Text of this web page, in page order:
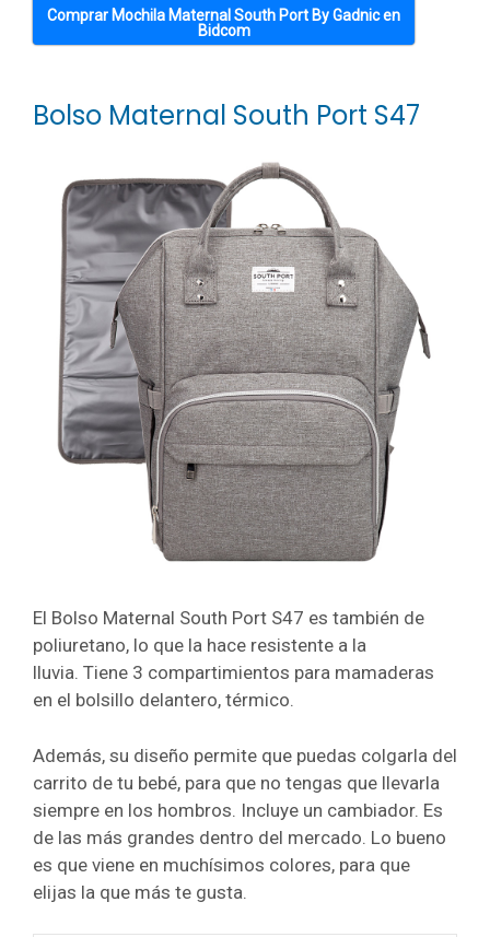
Comprar Mochila Maternal South Port By Gadnic en
Bidcom
Bolso Maternal South Port S47
El Bolso Maternal South Port S47 es también de
poliuretano, lo que la hace resistente a la
lluvia. Tiene 3 compartimientos para mamaderas
en el bolsillo delantero, térmico.
Además, su diseño permite que puedas colgarla del
carrito de tu bebé, para que no tengas que llevarla
siempre en los hombros. Incluye un cambiador. Es
de las más grandes dentro del mercado. Lo bueno
es que viene en muchísimos colores, para que
elijas la que más te gusta.